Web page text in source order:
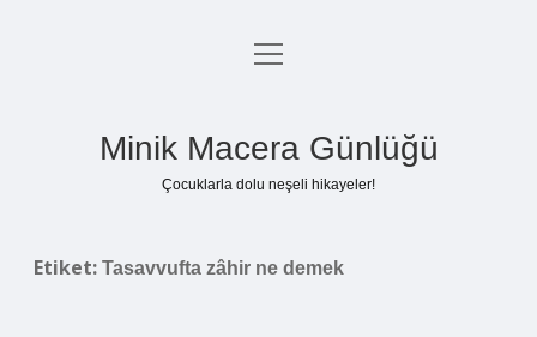
Anasayfa
menüyü
Minik Macera Günlüğü
Çocuklarla dolu neşeli hikayeler!
Etiket: Tasavvufta zâhir ne demek